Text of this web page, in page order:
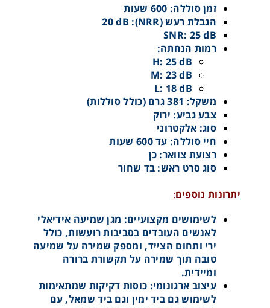
זמן סוללה: 600 שעות
הגבלת רעש (NRR): 20 dB
SNR: 25 dB
רמות הנחתה:
H: 25 dB
M: 23 dB
L: 18 dB
משקל: 381 גרם (כולל סוללות)
צבע גביע: ירוק
סוג: אלקטרוני
חיי סוללה: עד 600 שעות
רצועת צוואר: כן
סוג סרט ראש: בד שחור
יתרונות נוספים:
לשימושים מקצועיים: מגן שמיעה אידיאלי
לאנשים העובדים בסביבות רועשות, כולל
ירי ותחום הצייד, ומספק שמירה על שמיעה
טובה תוך שמירה על תקשורת ברורה
ומיידית.
עיצוב ארגונומי: כוסות דקיקות שמתאימות
לשימוש גם ביד ימין וגם ביד שמאל, עם